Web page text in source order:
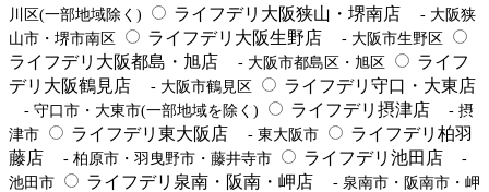
川区(一部地域除く) ライフデリ大阪狭山・堺南店
- 大阪狭
山市・堺市南区
ライフデリ大阪生野店 - 大阪市生野区
ライフデリ大阪都島・旭店 - 大阪市都島区・旭区
ライフ
デリ大阪鶴見店
- 大阪市鶴見区 ライフデリ守口・大東店
- 守口市・大東市(一部地域を除く) ライフデリ摂津店
- 摂
津市
ライフデリ東大阪店 - 東大阪市
ライフデリ柏羽
藤店
- 柏原市・羽曳野市・藤井寺市 ライフデリ池田店
-
池田市
ライフデリ泉南・阪南・岬店
- 泉南市・阪南市・岬